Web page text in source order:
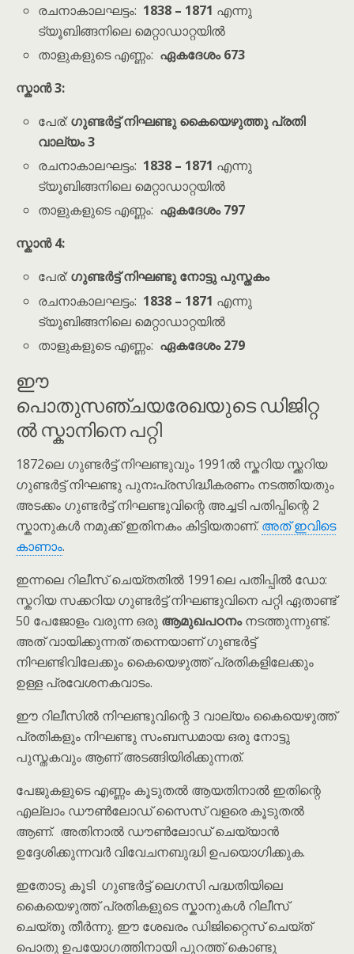
രചനാകാലഘട്ടം: 1838 – 1871 എന്നു
ട്യൂബിങ്ങനിലെ മെറ്റാഡാറ്റയിൽ
താളുകളുടെ എണ്ണം: ഏകദേശം 673
സ്കാൻ 3:
പേര്:ഗുണ്ടർട്ട് നിഘണ്ടു കൈയെഴുത്തു പ്രതി
വാല്യം 3
രചനാകാലഘട്ടം: 1838 – 1871 എന്നു
ട്യൂബിങ്ങനിലെ മെറ്റാഡാറ്റയിൽ
താളുകളുടെ എണ്ണം: ഏകദേശം 797
സ്കാൻ 4:
പേര്:ഗുണ്ടർട്ട് നിഘണ്ടു നോട്ടു പുസ്തകം
രചനാകാലഘട്ടം: 1838 – 1871 എന്നു
ട്യൂബിങ്ങനിലെ മെറ്റാഡാറ്റയിൽ
താളുകളുടെ എണ്ണം: ഏകദേശം 279
ഈ
പൊതുസഞ്ചയരേഖയുടെ ഡിജിറ്റ
ൽ സ്കാനിനെ പറ്റി
1872ലെ ഗുണ്ടർട്ട് നിഘണ്ടുവും 1991ൽ സ്കറിയ സ്ക്കറിയ
ഗുണ്ടർട്ട് നിഘണ്ടു പുനഃപ്രസിദ്ധീകരണം നടത്തിയതും
അടക്കം ഗുണ്ടർട്ട് നിഘണ്ടുവിന്റെ അച്ചടി പതിപ്പിന്റെ 2
സ്കാനുകൾ നമുക്ക് ഇതിനകം കിട്ടിയതാണ്.അത് ഇവിടെ
കാണാം.
ഇന്നലെ റിലീസ് ചെയ്തതിൽ 1991ലെ പതിപ്പിൽ ഡോ:
സ്കറിയ സക്കറിയ ഗുണ്ടർട്ട് നിഘണ്ടുവിനെ പറ്റി ഏതാണ്ട്
50 പേജോളം വരുന്ന ഒരു ആമുഖപഠനംനടത്തുന്നുണ്ട്.
അത് വായിക്കുന്നത് തന്നെയാണ് ഗുണ്ടർട്ട്
നിഘണ്ടിവിലേക്കും കൈയെഴുത്ത് പ്രതികളിലേക്കും
ഉള്ള പ്രവേശനകവാടം.
ഈ റിലീസിൽ നിഘണ്ടുവിന്റെ 3 വാല്യം കൈയെഴുത്ത്
പ്രതികളും നിഘണ്ടു സംബന്ധമായ ഒരു നോട്ടു
പുസ്തകവും ആണ് അടങ്ങിയിരിക്കുന്നത്.
പേജുകളുടെ എണ്ണം കൂടുതൽ ആയതിനാൽ ഇതിന്റെ
എല്ലാം ഡൗൺലോഡ് സൈസ് വളരെ കൂടുതൽ
ആണ്. അതിനാൽ ഡൗൺലോഡ് ചെയ്യാൻ
ഉദ്ദേശിക്കുന്നവർ വിവേചനബുദ്ധി ഉപയൊഗിക്കുക.
ഇതോടു കൂടി ഗുണ്ടർട്ട് ലെഗസി പദ്ധതിയിലെ
കൈയെഴുത്ത് പ്രതികളുടെ സ്കാനുകൾ റിലീസ്
ചെയ്തു തീർന്നു. ഈ ശേഖരം ഡിജിറ്റൈസ് ചെയ്ത്
പൊതു ഉപയോഗത്തിനായി പുറത്ത് കൊണ്ടു